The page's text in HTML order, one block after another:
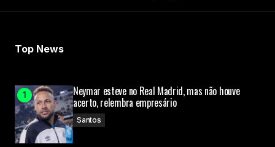
Top News
Neymar esteve no Real Madrid, mas não houve
acerto, relembra empresário
Santos